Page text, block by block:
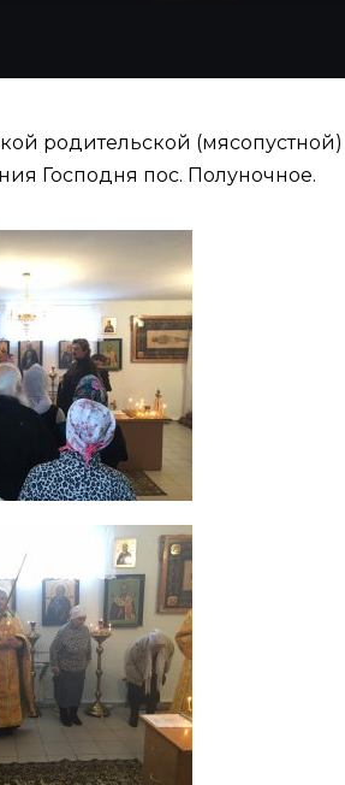
родительской
Господня пос. Полуночное.